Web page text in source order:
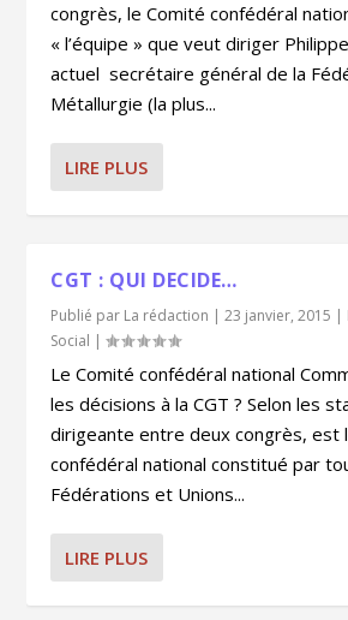
congrès, le Comité confédéral
« l’équipe » que veut diriger
actuel secrétaire général de la
Métallurgie (la plus...
LIRE PLUS
CGT : QUI DECIDE…
Publié par La rédaction |23 janvier, 2015 |
Social |
Le Comité confédéral national
les décisions à la CGT ? Selon les
dirigeante entre deux congrès, est
confédéral national constitué par
Fédérations et Unions...
LIRE PLUS